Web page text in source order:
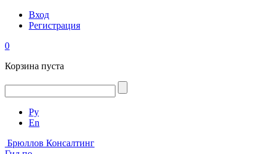
Вход
Регистрация
0
Корзина пуста
Ру
En
Брюллов Консалтинг